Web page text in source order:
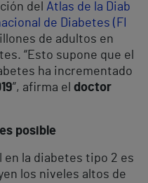
del Atlas de la Diab
de Diabetes (FI
de adultos en
“Esto supone que el
ha incrementado
”, afirma el doctor
posible
en la diabetes tipo 2 es
los niveles altos de